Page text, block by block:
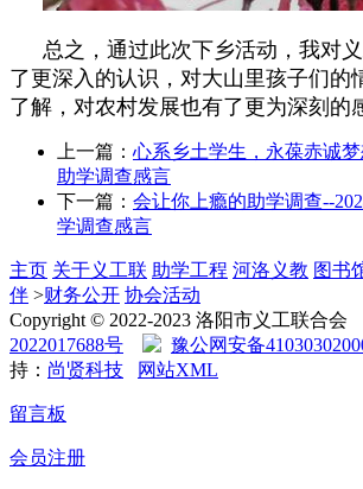
总之，通过此次下乡活动，我对
了更深入的认识，对大山里孩子们的
了解，对农村发展也有了更为深刻的
上一篇： 心系乡土学生，永葆赤诚梦
助学调查感言
下一篇： 会让你上瘾的助学调查--
学调查感言
主页 关于义工联 助学工程 河洛义教 图书
伴 >财务公开 协会活动
Copyright © 2022-2023 洛阳市义工联合会
2022017688号
豫公网安备
持： 尚贤科技 网站XML
留言板
会员注册